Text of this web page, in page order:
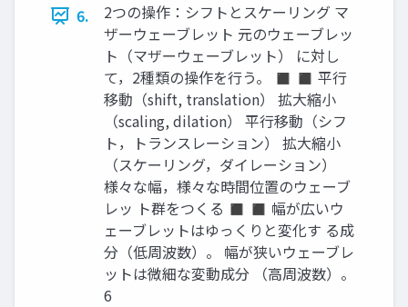
6.
2つの操作：シフトとスケーリング マ
ザーウェーブレット 元のウェーブレッ
ト（マザーウェーブレット） に対し
て，2種類の操作を行う。 ◼ ◼ 平行
移動（shift, translation） 拡大縮小
（scaling, dilation） 平行移動（シフ
ト，トランスレーション） 拡大縮小
（スケーリング，ダイレーション）
様々な幅，様々な時間位置のウェーブ
レッ ト群をつくる ◼ ◼ 幅が広いウ
ェーブレットはゆっくりと変化す る成
分（低周波数）。 幅が狭いウェーブレ
ットは微細な変動成分 （高周波数）。
6